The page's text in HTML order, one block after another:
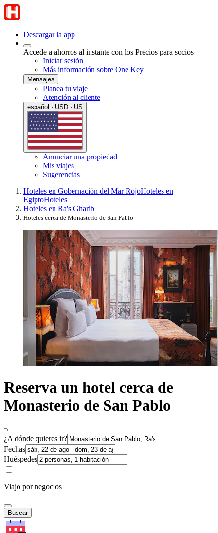
Descargar la app
Accede a ahorros al instante con los Precios para socios
Iniciar sesión
Más información sobre One Key
Mensajes
Planea tu viaje
Atención al cliente
español · USD · US
Anunciar una propiedad
Mis viajes
Sugerencias
Hoteles en Gobernación del Mar RojoHoteles en
EgiptoHoteles
Hoteles en Ra's Gharib
Hoteles cerca de Monasterio de San Pablo
Reserva un hotel cerca de
Monasterio de San Pablo
¿A dónde quieres ir?
Fechas
Huéspedes
Viajo por negocios
Buscar